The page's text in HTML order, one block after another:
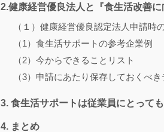
2.健康経営優良法人と『食生活改善に
（１）健康経営優良認定法人申請時
（1）食生活サポートの参考企業例
（2）今からできることリスト
（3）申請にあたり保存しておくべき
3. 食生活サポートは従業員にとって
4. まとめ